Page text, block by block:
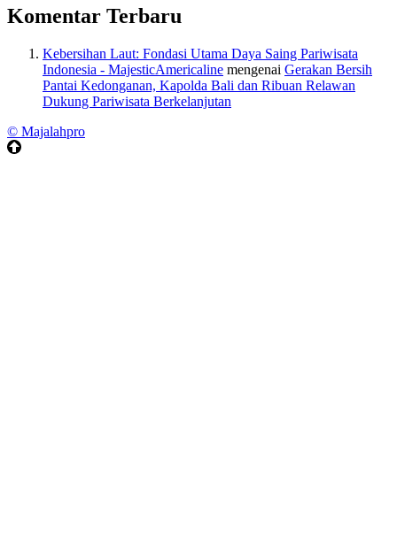
Komentar Terbaru
Kebersihan Laut: Fondasi Utama Daya Saing Pariwisata
Indonesia - MajesticAmericaline mengenai Gerakan Bersih
Pantai Kedonganan, Kapolda Bali dan Ribuan Relawan
Dukung Pariwisata Berkelanjutan
© Majalahpro